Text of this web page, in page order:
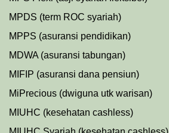
MPDS (term ROC syariah)
MPPS (asuransi pendidikan)
MDWA (asuransi tabungan)
MIFIP (asuransi dana pensiun)
MiPrecious (dwiguna utk warisan)
MIUHC (kesehatan cashless)